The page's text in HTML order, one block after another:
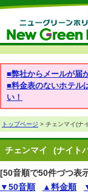
■弊社からメールが届
■料金表のないホテル
い！
トップページ > チェンマイ(ナ
チェンマイ (ナイト
[50音順で50件づつ表
▼50音順
▲料金順